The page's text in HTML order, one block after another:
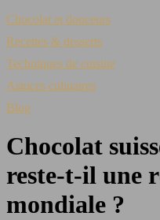
Chocolat et douceurs
Recettes & desserts
Techniques de cuisine
Astuces culinaires
Blog
Chocolat
reste-t-il une
mondiale ?